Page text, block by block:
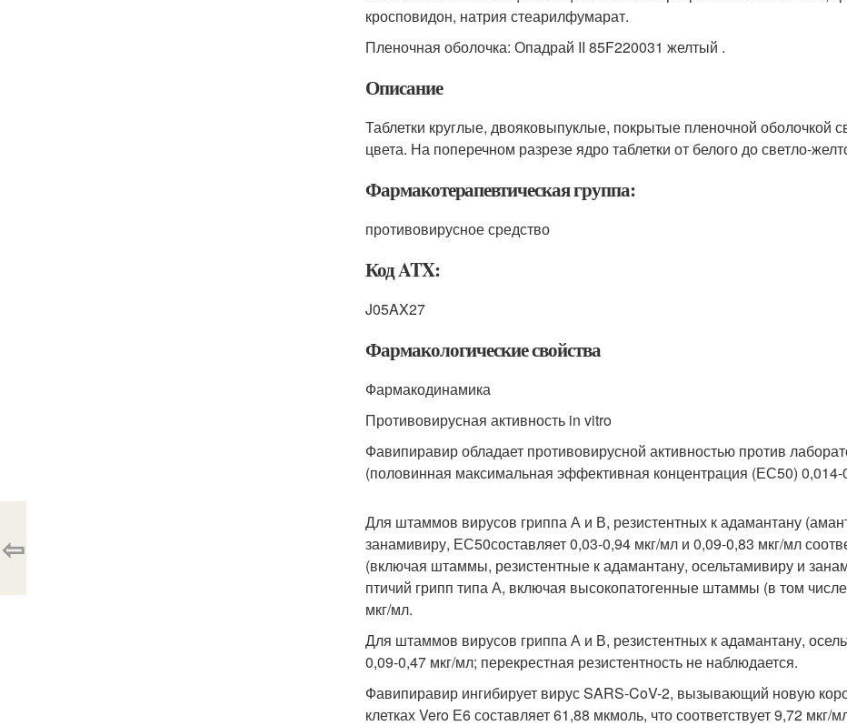
кросповидон, натрия стеарилфумарат.
Пленочная оболочка: Опадрай II 85F220031 желтый .
Описание
Таблетки круглые, двояковыпуклые, покрытые пленочной оболочкой
цвета. На поперечном разрезе ядро таблетки от белого до светло-
Фармакотерапевтическая группа:
противовирусное средство
Код ATX:
J05AX27
Фармакологические свойства
Фармакодинамика
Противовирусная активность in vitro
Фавипиравир обладает противовирусной активностью против
(половинная максимальная эффективная концентрация (ЕС50) 0,014-
Для штаммов вирусов гриппа А и В, резистентных к адамантану
занамивиру, ЕС50составляет 0,03-0,94 мкг/мл и 0,09-0,83 мкг/мл
(включая штаммы, резистентные к адамантану, осельтамивиру и
птичий грипп типа А, включая высокопатогенные штаммы (в том
мкг/мл.
Для штаммов вирусов гриппа А и В, резистентных к адамантану,
0,09-0,47 мкг/мл; перекрестная резистентность не наблюдается.
Фавипиравир ингибирует вирус SARS-CoV-2, вызывающий новую
клетках Vero Е6 составляет 61,88 мкмоль, что соответствует 9,72 мкг/
⇦